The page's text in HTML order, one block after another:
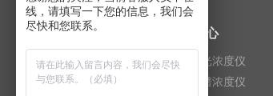
走进楚一
企业介绍
楚一宣言
产品中心
在线折光浓度仪
在线光谱浓度仪
线，请填写一下您的信息，我们会
尽快和您联系。